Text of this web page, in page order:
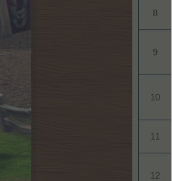
8​
9​
10​
11​
12​